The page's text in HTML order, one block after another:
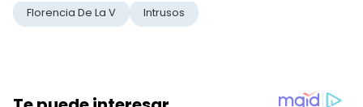
Florencia De La V Intrusos